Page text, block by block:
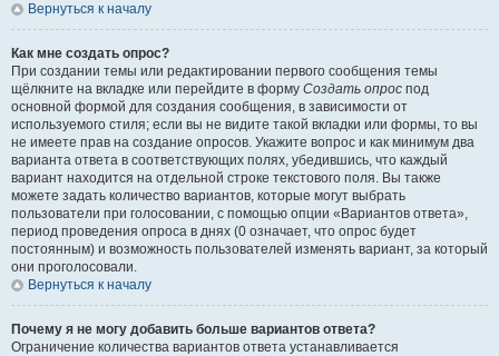
Вернуться к началу
Как мне создать опрос?
При создании темы или редактировании первого сообщения темы
щёлкните на вкладке или перейдите в форму Создать опрос под
основной формой для создания сообщения, в зависимости от
используемого стиля; если вы не видите такой вкладки или формы, то вы
не имеете прав на создание опросов. Укажите вопрос и как минимум два
варианта ответа в соответствующих полях, убедившись, что каждый
вариант находится на отдельной строке текстового поля. Вы также
можете задать количество вариантов, которые могут выбрать
пользователи при голосовании, с помощью опции «Вариантов ответа»,
период проведения опроса в днях (0 означает, что опрос будет
постоянным) и возможность пользователей изменять вариант, за который
они проголосовали.
Вернуться к началу
Почему я не могу добавить больше вариантов ответа?
Ограничение количества вариантов ответа устанавливается